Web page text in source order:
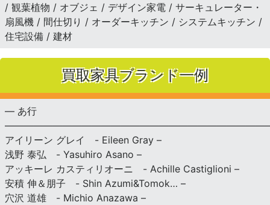
/ 観葉植物 / オブジェ / デザイン家電 / サーキュレーター・
扇風機 / 間仕切り / オーダーキッチン / システムキッチン /
住宅設備 / 建材
買取家具ブランド一例
— あ行
アイリーン グレイ - Eileen Gray –
浅野 泰弘 - Yasuhiro Asano –
アッキーレ カスティリオーニ - Achille Castiglioni –
安積 伸＆朋子 - Shin Azumi&Tomok… –
穴沢 道雄 - Michio Anazawa –